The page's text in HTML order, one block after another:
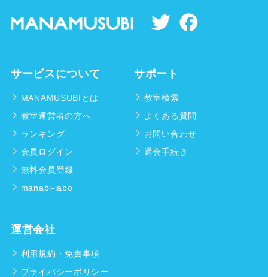
サービスについて
MANAMUSUBIとは
教室運営者の方へ
ランキング
会員ログイン
無料会員登録
manabi-labo
サポート
教室検索
よくある質問
お問い合わせ
退会手続き
運営会社
利用規約・免責事項
プライバシーポリシー